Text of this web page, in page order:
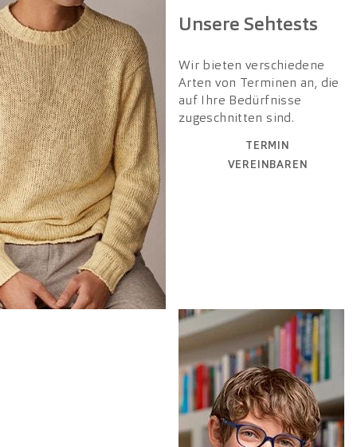
Unsere Sehtests
Wir bieten verschiedene
Arten von Terminen an, die
auf Ihre Bedürfnisse
zugeschnitten sind.
TERMIN
VEREINBAREN